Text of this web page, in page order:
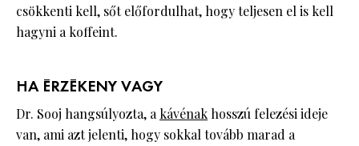
csökkenti kell, sőt előfordulhat, hogy teljesen el is kell
hagyni a koffeint.
HA ÉRZÉKENY VAGY
Dr. Sooj hangsúlyozta, akávénak hosszú felezési ideje
van, ami azt jelenti, hogy sokkal tovább marad a